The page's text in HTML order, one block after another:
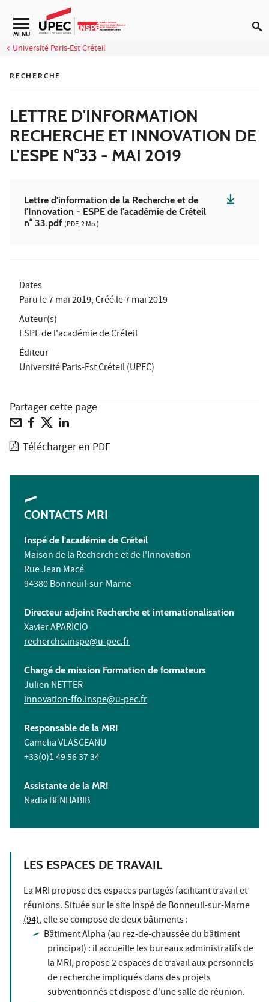
Aller au contenu
Navigation secondaire
MENU
Université Paris-Est Créteil
RECHERCHE
LETTRE D'INFORMATION
RECHERCHE ET INNOVATION DE
L'ESPE N°33 - MAI 2019
Lettre d'information de la Recherche et de
l'Innovation - ESPE de l'académie de Créteil
n° 33.pdf (PDF, 2 Mo )
Dates
Paru le7 mai 2019, Créé le7 mai 2019
Auteur(s)
ESPE de l'académie de Créteil
Éditeur
Université Paris-Est Créteil (UPEC)
Partager cette page
Télécharger en PDF
CONTACTS MRI
Inspé de l'académie de Créteil
Maison de la Recherche et de l'Innovation
Rue Jean Macé
94380 Bonneuil-sur-Marne
Directeur adjoint Recherche et internationalisation
Xavier APARICIO
recherche.inspe@u-pec.fr
Chargé de mission Formation de formateurs
Julien NETTER
innovation-ffo.inspe@u-pec.fr
Responsable de la MRI
Camelia VLASCEANU
+33(0)1 49 56 37 34
Assistante de la MRI
Nadia BENHABIB
LES ESPACES DE TRAVAIL
La MRI propose des espaces partagés facilitant travail et
réunions. Située sur lesite Inspé de Bonneuil-sur-Marne
(94), elle se compose de deux bâtiments :
Bâtiment Alpha (au rez-de-chaussée du bâtiment
principal) : il accueille les bureaux administratifs de
la MRI, propose 2 espaces de travail aux personnels
de recherche impliqués dans des projets
subventionnés et dispose d'une salle de réunion.